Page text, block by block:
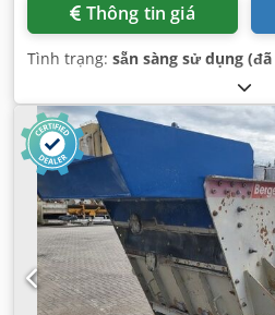
Thông tin giá
Tình trạng: sẵn sàng sử dụng